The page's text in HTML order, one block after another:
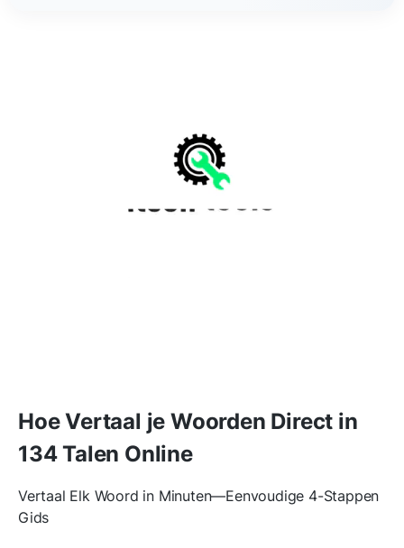
Hoe Vertaal je Woorden Direct in
134 Talen Online
Vertaal Elk Woord in Minuten—Eenvoudige 4-Stappen
Gids